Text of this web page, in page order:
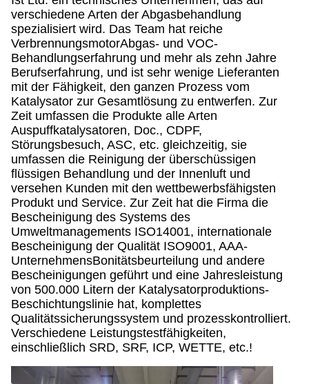
verschiedene Arten der Abgasbehandlung
spezialisiert wird. Das Team hat reiche
VerbrennungsmotorAbgas- und VOC-
Behandlungserfahrung und mehr als zehn Jahre
Berufserfahrung, und ist sehr wenige Lieferanten
mit der Fähigkeit, den ganzen Prozess vom
Katalysator zur Gesamtlösung zu entwerfen. Zur
Zeit umfassen die Produkte alle Arten
Auspuffkatalysatoren, Doc., CDPF,
Störungsbesuch, ASC, etc. gleichzeitig, sie
umfassen die Reinigung der überschüssigen
flüssigen Behandlung und der Innenluft und
versehen Kunden mit den wettbewerbsfähigsten
Produkt und Service. Zur Zeit hat die Firma die
Bescheinigung des Systems des
Umweltmanagements ISO14001, internationale
Bescheinigung der Qualität ISO9001, AAA-
UnternehmensBonitätsbeurteilung und andere
Bescheinigungen geführt und eine Jahresleistung
von 500.000 Litern der Katalysatorproduktions-
Beschichtungslinie hat, komplettes
Qualitätssicherungssystem und prozesskontrolliert.
Verschiedene Leistungstestfähigkeiten,
einschließlich SRD, SRF, ICP, WETTE, etc.!